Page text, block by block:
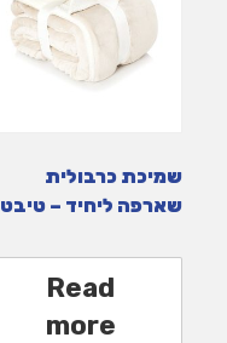
שמיכת כרבולית
שארפה ליחיד – טיבט
Read
more